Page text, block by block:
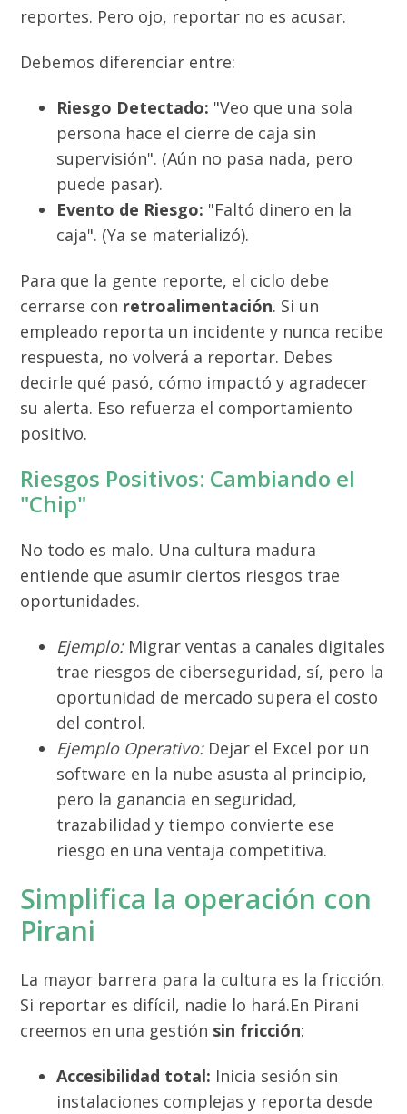
reportes. Pero ojo, reportar no es acusar.
Debemos diferenciar entre:
Riesgo Detectado: "Veo que una sola
persona hace el cierre de caja sin
supervisión". (Aún no pasa nada, pero
puede pasar).
Evento de Riesgo: "Faltó dinero en la
caja". (Ya se materializó).
Para que la gente reporte, el ciclo debe
cerrarse con retroalimentación. Si un
empleado reporta un incidente y nunca recibe
respuesta, no volverá a reportar. Debes
decirle qué pasó, cómo impactó y agradecer
su alerta. Eso refuerza el comportamiento
positivo.
Riesgos Positivos: Cambiando el
"Chip"
No todo es malo. Una cultura madura
entiende que asumir ciertos riesgos trae
oportunidades.
Ejemplo:Migrar ventas a canales digitales
trae riesgos de ciberseguridad, sí, pero la
oportunidad de mercado supera el costo
del control.
Ejemplo Operativo:Dejar el Excel por un
software en la nube asusta al principio,
pero la ganancia en seguridad,
trazabilidad y tiempo convierte ese
riesgo en una ventaja competitiva.
Simplifica la operación con
Pirani
La mayor barrera para la cultura es la fricción.
Si reportar es difícil, nadie lo hará.En Pirani
creemos en una gestión sin fricción:
Accesibilidad total: Inicia sesión sin
instalaciones complejas y reporta desde